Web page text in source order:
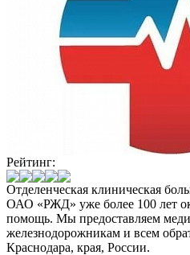
Рейтинг:
Отделенческая клиническая
ОАО «РЖД» уже более 100 лет
помощь. Мы предоставляем
железнодорожникам и всем
Краснодара, края, России.